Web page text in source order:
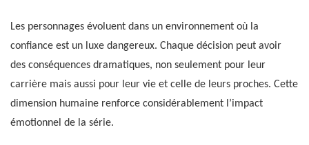
Les personnages évoluent dans un environnement où la
confiance est un luxe dangereux. Chaque décision peut avoir
des conséquences dramatiques, non seulement pour leur
carrière mais aussi pour leur vie et celle de leurs proches. Cette
dimension humaine renforce considérablement l’impact
émotionnel de la série.